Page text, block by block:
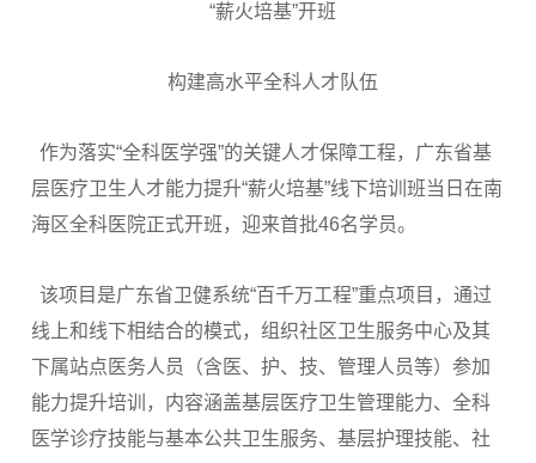
“薪火培基”开班
构建高水平全科人才队伍
作为落实“全科医学强”的关键人才保障工程，广东省基
层医疗卫生人才能力提升“薪火培基”线下培训班当日在南
海区全科医院正式开班，迎来首批46名学员。
该项目是广东省卫健系统“百千万工程”重点项目，通过
线上和线下相结合的模式，组织社区卫生服务中心及其
下属站点医务人员（含医、护、技、管理人员等）参加
能力提升培训，内容涵盖基层医疗卫生管理能力、全科
医学诊疗技能与基本公共卫生服务、基层护理技能、社